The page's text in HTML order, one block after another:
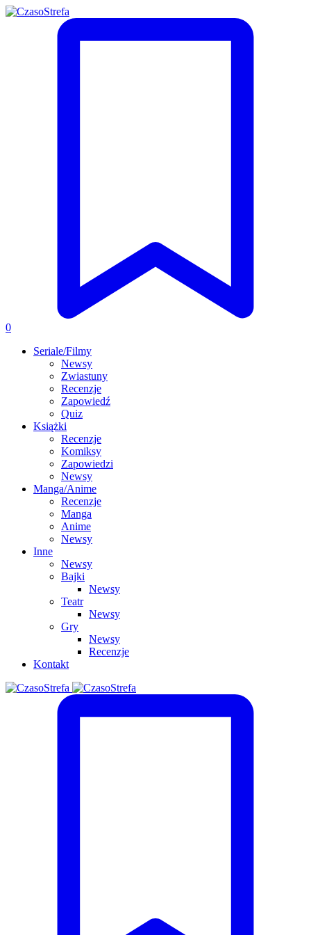
0
Seriale/Filmy
Newsy
Zwiastuny
Recenzje
Zapowiedź
Quiz
Książki
Recenzje
Komiksy
Zapowiedzi
Newsy
Manga/Anime
Recenzje
Manga
Anime
Newsy
Inne
Newsy
Bajki
Newsy
Teatr
Newsy
Gry
Newsy
Recenzje
Kontakt